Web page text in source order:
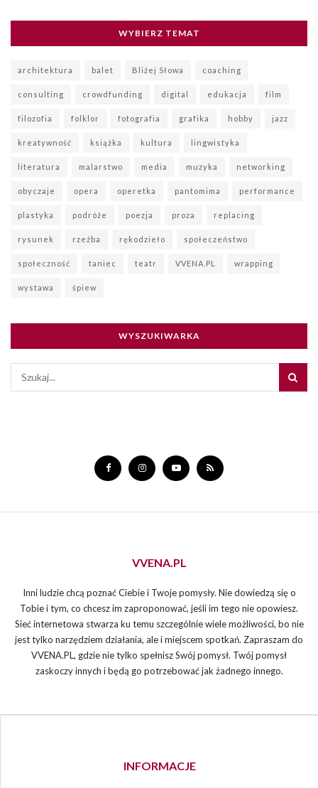
WYBIERZ TEMAT
architektura balet Bliżej Słowa coaching
consulting crowdfunding digital edukacja film
filozofia folklor fotografia grafika hobby jazz
kreatywność książka kultura lingwistyka
literatura malarstwo media muzyka networking
obyczaje opera operetka pantomima performance
plastyka podróże poezja proza replacing
rysunek rzeźba rękodzieło społeczeństwo
społeczność taniec teatr VVENA.PL wrapping
wystawa śpiew
WYSZUKIWARKA
VVENA.PL
Inni ludzie chcą poznać Ciebie i Twoje pomysły. Nie dowiedzą się o
Tobie i tym, co chcesz im zaproponować, jeśli im tego nie opowiesz.
Sieć internetowa stwarza ku temu szczególnie wiele możliwości, bo nie
jest tylko narzędziem działania, ale i miejscem spotkań. Zapraszam do
VVENA.PL, gdzie nie tylko spełnisz Swój pomysł. Twój pomysł
zaskoczy innych i będą go potrzebować jak żadnego innego.
INFORMACJE